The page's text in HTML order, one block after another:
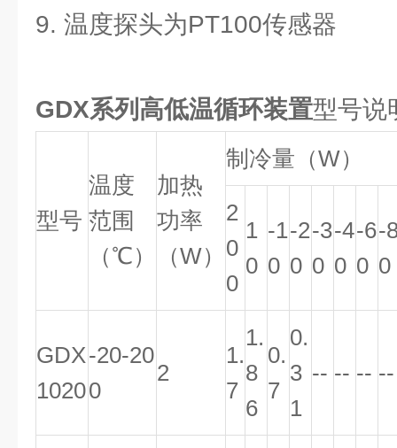
9. 温度探头为PT100传感器
GDX系列高低温循环装置型号说
型号
温度
范围
（℃）
加热
功率
（W）
制冷量（W）
2
0
0
1
0
-1
0
-2
0
-3
0
-4
0
-6
0
-
0
GDX
1020
-20-20
0
2
1.
7
1.
8
6
0.
7
0.
3
1
-- -- -- --